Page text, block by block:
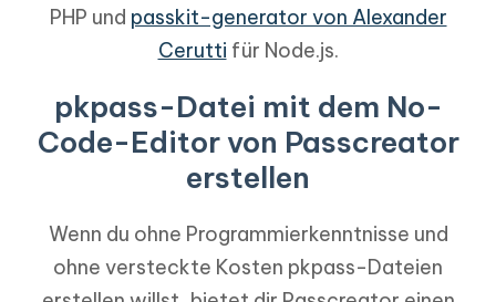
PHP und passkit-generator von Alexander
Cerutti für Node.js.
pkpass-Datei mit dem No-
Code-Editor von Passcreator
erstellen
Wenn du ohne Programmierkenntnisse und
ohne versteckte Kosten pkpass-Dateien